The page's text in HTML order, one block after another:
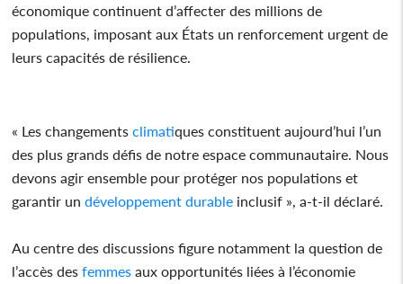
économique continuent d’affecter des millions de
populations, imposant aux États un renforcement urgent de
leurs capacités de résilience.
« Les changements climatiques constituent aujourd’hui l’un
des plus grands défis de notre espace communautaire. Nous
devons agir ensemble pour protéger nos populations et
garantir un développement durable inclusif », a-t-il déclaré.
Au centre des discussions figure notamment la question de
l’accès des femmes aux opportunités liées à l’économie